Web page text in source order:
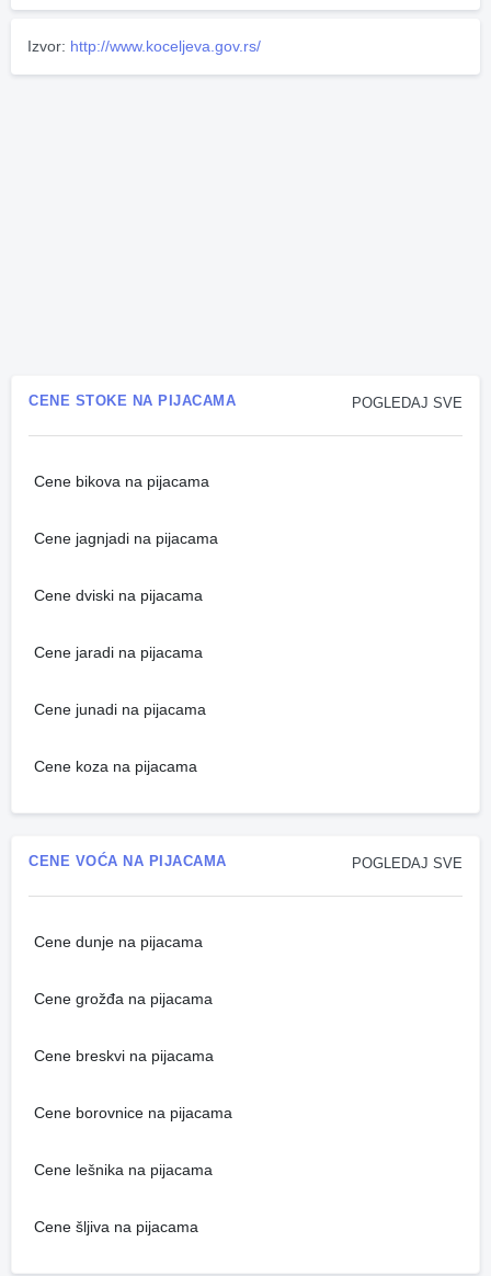
Izvor: http://www.koceljeva.gov.rs/
POGLEDAJ SVE
CENE STOKE NA PIJACAMA
Cene bikova na pijacama
Cene jagnjadi na pijacama
Cene dviski na pijacama
Cene jaradi na pijacama
Cene junadi na pijacama
Cene koza na pijacama
POGLEDAJ SVE
CENE VOĆA NA PIJACAMA
Cene dunje na pijacama
Cene grožđa na pijacama
Cene breskvi na pijacama
Cene borovnice na pijacama
Cene lešnika na pijacama
Cene šljiva na pijacama